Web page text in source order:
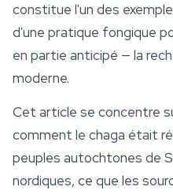
constitue l'un des
d'une pratique fongique
en partie anticipé — la
moderne.
Cet article se concentre
comment le chaga était
peuples autochtones de
nordiques, ce que les